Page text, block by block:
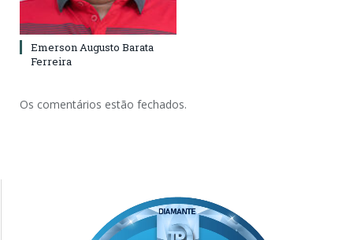
Emerson Augusto Barata
Ferreira
Os comentários estão fechados.